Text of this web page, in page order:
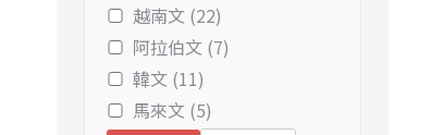
越南文 (22)
阿拉伯文 (7)
韓文 (11)
馬來文 (5)